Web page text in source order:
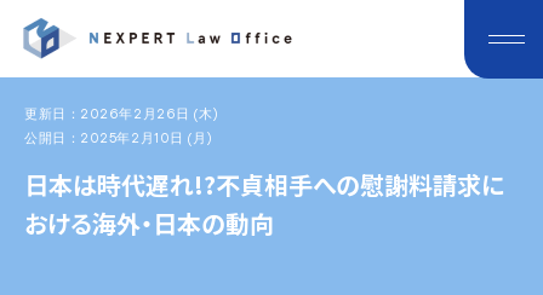
更新日：2026年2月26日 (木)
公開日：2025年2月10日 (月)
日本は時代遅れ!?不貞相手への慰謝料請求に
おける海外・日本の動向